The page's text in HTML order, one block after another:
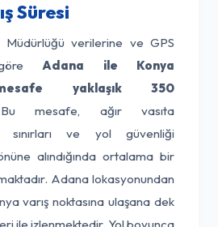
Süresi
Müdürlüğü verilerine ve GPS
göre Adana ile Konya
yaklaşık 350
mesafe, ağır vasıta
sınırları ve yol güvenliği
alındığında ortalama bir
Adana lokasyonundan
varış noktasına ulaşana dek